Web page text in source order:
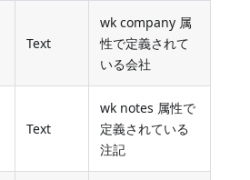
Text
wk company 属
性で定義されて
いる会社
Text
wk notes 属性で
定義されている
注記